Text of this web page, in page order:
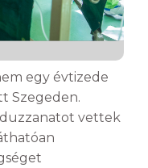
egy évtizede
Szegeden.
vettek